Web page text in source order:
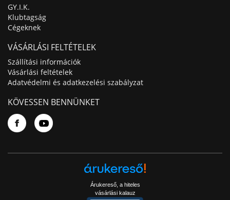
GY.I.K.
Klubtagság
Cégeknek
VÁSÁRLÁSI FELTÉTELEK
Szállítási információk
Vásárlási feltételek
Adatvédelmi és adatkezelési szabályzat
KÖVESSEN BENNÜNKET
Árukereső, a hiteles
vásárlási kalauz